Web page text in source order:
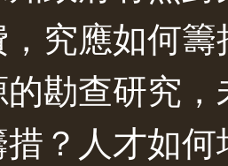
究應如何
勘查研究
？人才如